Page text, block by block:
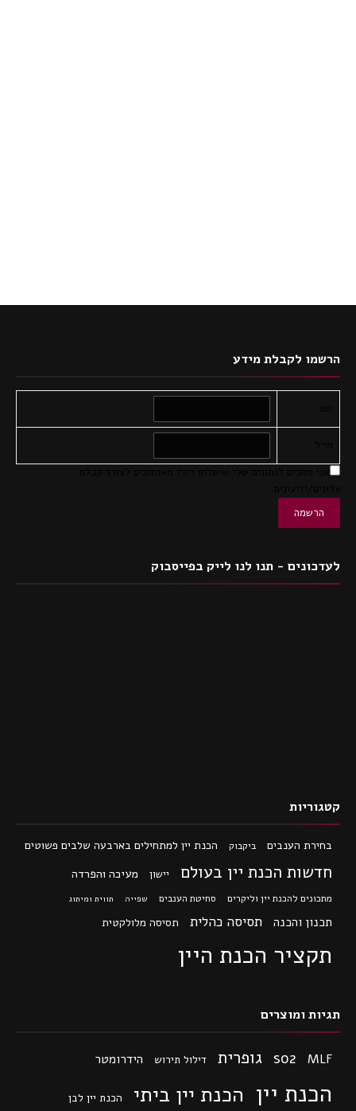
הרשמו לקבלת מידע
לעדכונים - תנו לנו לייק בפייסבוק
קטגוריות
בחירת הענבים ביקבוק הכנת יין למתחילים בארבעה שלבים פשוטים
חדשות הכנת יין בעולם יישון מעיכה והפרדה
מתכונים להכנת יין וליקרים סחיטת הענבים שפייה תווית ומיתוג
תכנון והכנה תסיסה כהלית תסיסה מלולקטית
תקציר הכנת היין
תגיות ומוצרים
MLF
so2 גופרית דילול תירוש הידרומטר
הכנת יין הכנת יין ביתי הכנת יין לבן